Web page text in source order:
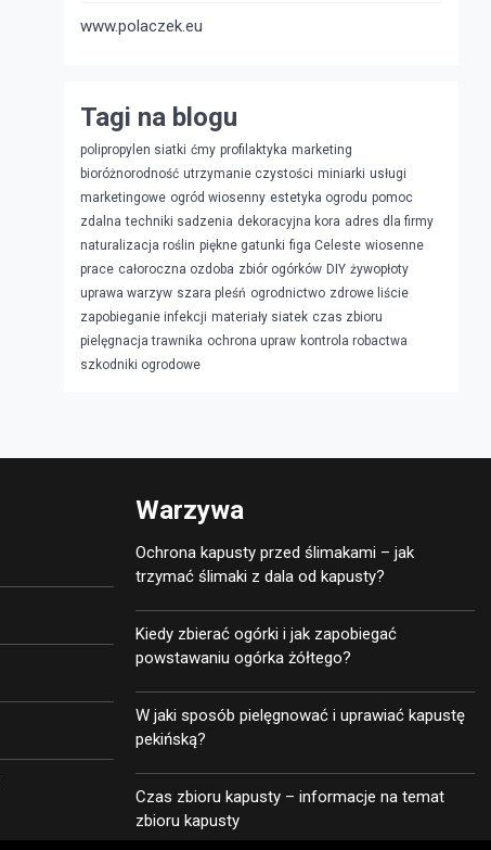
www.polaczek.eu
Tagi na blogu
polipropylen siatki ćmy profilaktyka marketing
bioróżnorodność utrzymanie czystości miniarki usługi
marketingowe ogród wiosenny estetyka ogrodu pomoc
zdalna techniki sadzenia dekoracyjna kora adres dla firmy
naturalizacja roślin piękne gatunki figa Celeste wiosenne
prace całoroczna ozdoba zbiór ogórków DIY żywopłoty
uprawa warzyw szara pleśń ogrodnictwo zdrowe liście
zapobieganie infekcji materiały siatek czas zbioru
pielęgnacja trawnika ochrona upraw kontrola robactwa
szkodniki ogrodowe
Warzywa
Ochrona kapusty przed ślimakami – jak
trzymać ślimaki z dala od kapusty?
Kiedy zbierać ogórki i jak zapobiegać
powstawaniu ogórka żółtego?
W jaki sposób pielęgnować i uprawiać kapustę
pekińską?
Czas zbioru kapusty – informacje na temat
zbioru kapusty